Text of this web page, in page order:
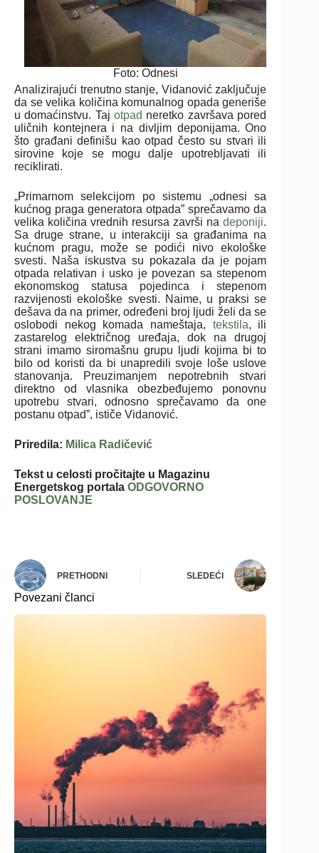
Foto: Odnesi
Analizirajući trenutno stanje, Vidanović zaključuje
da se velika količina komunalnog opada generiše
u domaćinstvu. Tajotpad neretko završava pored
uličnih kontejnera i na divljim deponijama. Ono
što građani definišu kao otpad često su stvari ili
sirovine koje se mogu dalje upotrebljavati ili
reciklirati.
„Primarnom selekcijom po sistemu „odnesi sa
kućnog praga generatora otpada” sprečavamo da
velika količina vrednih resursa završi nadeponiji.
Sa druge strane, u interakciji sa građanima na
kućnom pragu, može se podići nivo ekološke
svesti. Naša iskustva su pokazala da je pojam
otpada relativan i usko je povezan sa stepenom
ekonomskog statusa pojedinca i stepenom
razvijenosti ekološke svesti. Naime, u praksi se
dešava da na primer, određeni broj ljudi želi da se
oslobodi nekog komada nameštaja, tekstila, ili
zastarelog električnog uređaja, dok na drugoj
strani imamo siromašnu grupu ljudi kojima bi to
bilo od koristi da bi unapredili svoje loše uslove
stanovanja. Preuzimanjem nepotrebnih stvari
direktno od vlasnika obezbeđujemo ponovnu
upotrebu stvari, odnosno sprečavamo da one
postanu otpad”, ističe Vidanović.
Priredila: Milica Radičević
Tekst u celosti pročitajte u Magazinu
Energetskog portala ODGOVORNO
POSLOVANJE
PRETHODNI SLEDEĆI
Povezani članci